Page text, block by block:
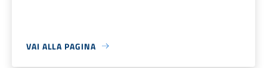
VAI ALLA PAGINA